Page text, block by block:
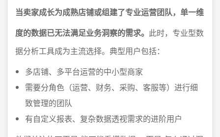
当卖家成长为成熟店铺或组建了专业运营团队，单一维
度的数据已无法满足业务洞察的需求。 此时，专业型数
据分析工具成为主流选择。典型用户包括：
多店铺、多平台运营的中小型商家
需要分角色（运营、财务、采购、客服等）进行细
致管理的团队
有自定义报表、复杂数据透视需求的进阶用户